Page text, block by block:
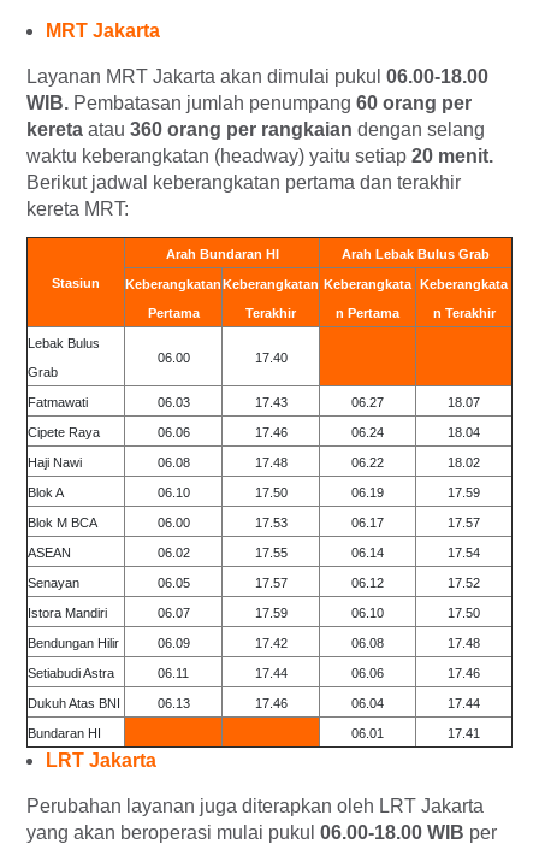
MRT Jakarta
Layanan MRT Jakarta akan dimulai pukul 06.00-18.00
WIB. Pembatasan jumlah penumpang 60 orang per
kereta atau 360 orang per rangkaian dengan selang
waktu keberangkatan (headway) yaitu setiap 20 menit.
Berikut jadwal keberangkatan pertama dan terakhir
kereta MRT:
Stasiun
Arah Bundaran HI Arah Lebak Bulus Grab
Keberangkatan
Pertama
Keberangkatan
Terakhir
Keberangkata
n Pertama
Keberangkata
n Terakhir
Lebak Bulus
Grab
06.00 17.40
Fatmawati 06.03 17.43 06.27 18.07
Cipete Raya 06.06 17.46 06.24 18.04
Haji Nawi 06.08 17.48 06.22 18.02
Blok A 06.10 17.50 06.19 17.59
Blok M BCA 06.00 17.53 06.17 17.57
ASEAN 06.02 17.55 06.14 17.54
Senayan 06.05 17.57 06.12 17.52
Istora Mandiri 06.07 17.59 06.10 17.50
Bendungan Hilir 06.09 17.42 06.08 17.48
Setiabudi Astra 06.11 17.44 06.06 17.46
Dukuh Atas BNI 06.13 17.46 06.04 17.44
Bundaran HI 06.01 17.41
LRT Jakarta
Perubahan layanan juga diterapkan oleh LRT Jakarta
yang akan beroperasi mulai pukul 06.00-18.00 WIB per